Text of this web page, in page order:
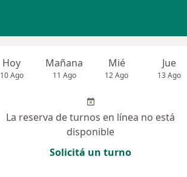
Hoy
10 Ago
Mañana
11 Ago
Mié
12 Ago
Jue
13 Ago
La reserva de turnos en línea no está
disponible
Solicitá un turno